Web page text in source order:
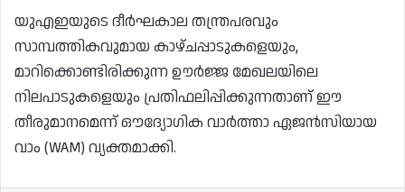
യുഎഇയുടെ ദീർഘകാല തന്ത്രപരവും
സാമ്പത്തികവുമായ കാഴ്ചപ്പാടുകളെയും,
മാറിക്കൊണ്ടിരിക്കുന്ന ഊർജ്ജ മേഖലയിലെ
നിലപാടുകളെയും പ്രതിഫലിപ്പിക്കുന്നതാണ് ഈ
തീരുമാനമെന്ന് ഔദ്യോഗിക വാർത്താ ഏജൻസിയായ
വാം (WAM) വ്യക്തമാക്കി.